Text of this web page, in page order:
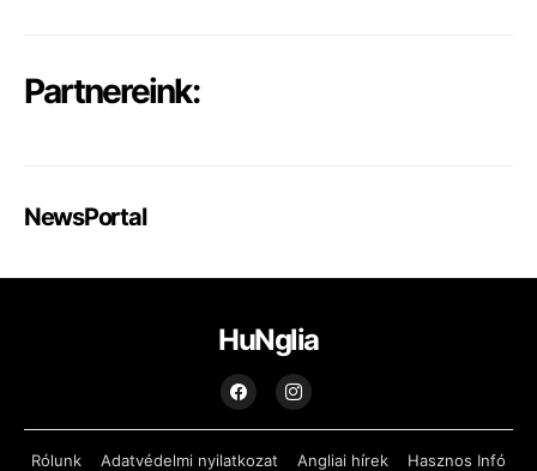
Partnereink:
NewsPortal
HuNglia
Rólunk Adatvédelmi nyilatkozat Angliai hírek
Hasznos Infó